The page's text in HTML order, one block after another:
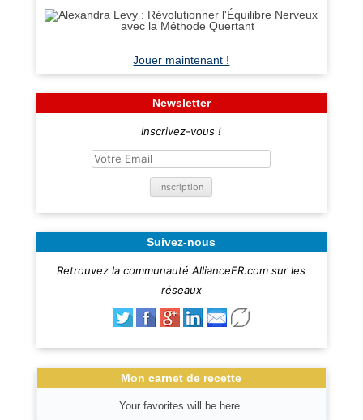
Jouer maintenant !
Newsletter
Inscrivez-vous !
Suivez-nous
Retrouvez la communauté AllianceFR.com sur les
réseaux
Mon carnet de recette
Your favorites will be here.